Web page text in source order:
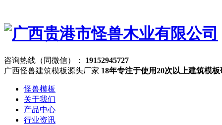
咨询热线（同微信）：
19152945727
广西怪兽建筑模板源头厂家 18年专注于使用20次以上建筑模
怪兽模板
关于我们
产品中心
行业资讯